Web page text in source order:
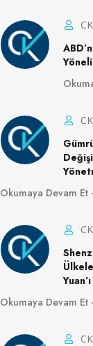
Okumaya Devam Et
Okumaya Devam Et